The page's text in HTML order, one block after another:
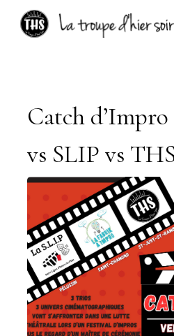
d'hier
soir
Catch
vs SLIP vs